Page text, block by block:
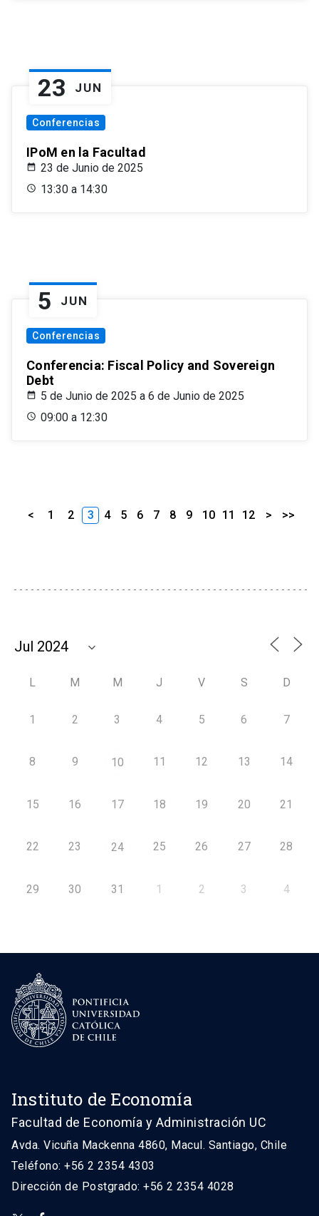
23 JUN
Conferencias
IPoM en la Facultad
23 de Junio de 2025
13:30 a 14:30
5 JUN
Conferencias
Conferencia: Fiscal Policy and Sovereign
Debt
5 de Junio de 2025 a 6 de Junio de 2025
09:00 a 12:30
< 1 2 3 4 5 6 7 8 9 10 11 12 > >>
L M M J V S D
1 2 3 4 5 6 7
8 9 10 11 12 13 14
15 16 17 18 19 20 21
22 23 24 25 26 27 28
29 30 31 1 2 3 4
Instituto de Economía
Facultad de Economía y Administración UC
Avda. Vicuña Mackenna 4860, Macul. Santiago, Chile
Teléfono: +56 2 2354 4303
Dirección de Postgrado: +56 2 2354 4028